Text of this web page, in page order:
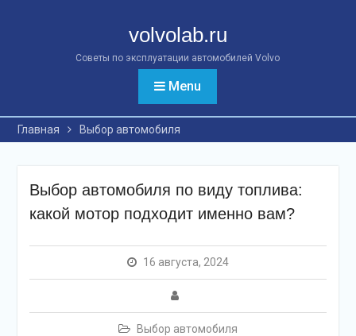
volvolab.ru
Советы по эксплуатации автомобилей Volvo
Menu
Главная Выбор автомобиля
Выбор автомобиля по виду топлива:
какой мотор подходит именно вам?
16 августа, 2024
Выбор автомобиля